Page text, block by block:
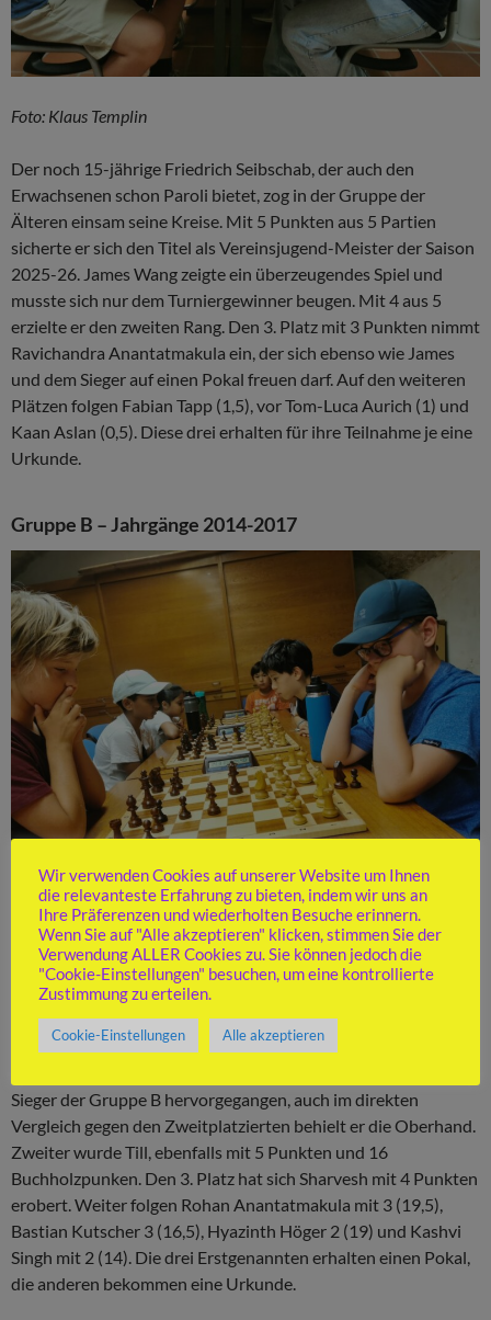
Foto: Klaus Templin
Der noch 15-jährige Friedrich Seibschab, der auch den
Erwachsenen schon Paroli bietet, zog in der Gruppe der
Älteren einsam seine Kreise. Mit 5 Punkten aus 5 Partien
sicherte er sich den Titel als Vereinsjugend-Meister der Saison
2025-26. James Wang zeigte ein überzeugendes Spiel und
musste sich nur dem Turniergewinner beugen. Mit 4 aus 5
erzielte er den zweiten Rang. Den 3. Platz mit 3 Punkten nimmt
Ravichandra Anantatmakula ein, der sich ebenso wie James
und dem Sieger auf einen Pokal freuen darf. Auf den weiteren
Plätzen folgen Fabian Tapp (1,5), vor Tom-Luca Aurich (1) und
Kaan Aslan (0,5). Diese drei erhalten für ihre Teilnahme je eine
Urkunde.
Gruppe B – Jahrgänge 2014-2017
Foto: Klaus Templin
In der Gruppe B war der Kampf um die Spitze spannender.
Kyryl Kuksa, Till Hofmeister und Sharvesh Rajakumar waren
fast gleich auf. Deshalb wurde noch eine 6. Runde angehängt.
Sieger der Gruppe B hervorgegangen, auch im direkten
Vergleich gegen den Zweitplatzierten behielt er die Oberhand.
Zweiter wurde Till, ebenfalls mit 5 Punkten und 16
Buchholzpunken. Den 3. Platz hat sich Sharvesh mit 4 Punkten
erobert. Weiter folgen Rohan Anantatmakula mit 3 (19,5),
Bastian Kutscher 3 (16,5), Hyazinth Höger 2 (19) und Kashvi
Singh mit 2 (14). Die drei Erstgenannten erhalten einen Pokal,
die anderen bekommen eine Urkunde.
Wir verwenden Cookies auf unserer Website um Ihnen
die relevanteste Erfahrung zu bieten, indem wir uns an
Ihre Präferenzen und wiederholten Besuche erinnern.
Wenn Sie auf "Alle akzeptieren" klicken, stimmen Sie der
Verwendung ALLER Cookies zu. Sie können jedoch die
"Cookie-Einstellungen" besuchen, um eine kontrollierte
Zustimmung zu erteilen.
Cookie-Einstellungen Alle akzeptieren